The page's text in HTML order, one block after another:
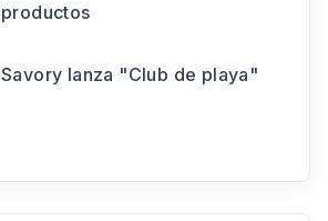
productos
Savory lanza "Club de playa"